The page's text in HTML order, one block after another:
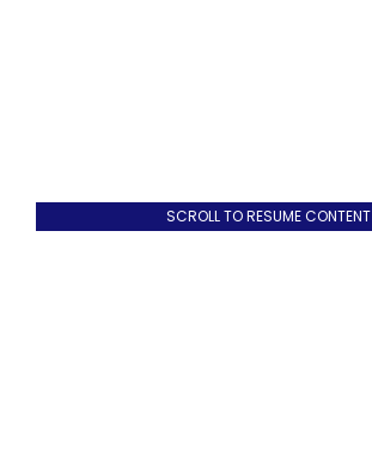
SCROLL TO RESUME CONTENT